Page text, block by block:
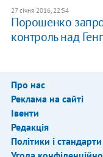
27 січня 2016, 22:54
Порошенко
контроль над
Про нас
Реклама на сайті
Івенти
Редакція
Політики і стандарти